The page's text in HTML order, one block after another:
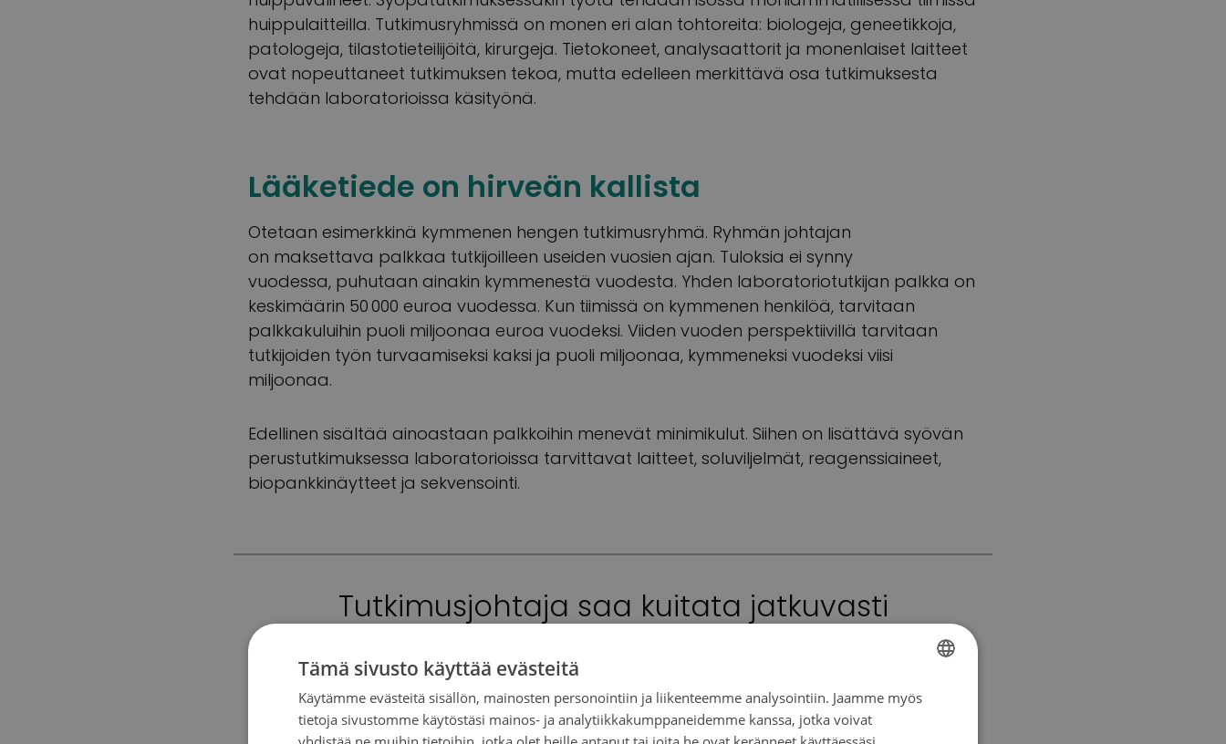
huippulaitteilla. Tutkimusryhmissä on monen eri alan tohtoreita: biologeja, geneetikkoja,
patologeja, tilastotieteilijöitä, kirurgeja. Tietokoneet, analysaattorit ja monenlaiset laitteet
ovat nopeuttaneet tutkimuksen tekoa, mutta edelleen merkittävä osa tutkimuksesta
tehdään laboratorioissa käsityönä.
Lääketiede on hirveän kallista
Otetaan esimerkkinä kymmenen hengen tutkimusryhmä. Ryhmän johtajan
on maksettava palkkaa tutkijoilleen useiden vuosien ajan. Tuloksia ei synny
vuodessa, puhutaan ainakin kymmenestä vuodesta. Yhden laboratoriotutkijan palkka on
keskimäärin 50 000 euroa vuodessa. Kun tiimissä on kymmenen henkilöä, tarvitaan
palkkakuluihin puoli miljoonaa euroa vuodeksi. Viiden vuoden perspektiivillä tarvitaan
tutkijoiden työn turvaamiseksi kaksi ja puoli miljoonaa, kymmeneksi vuodeksi viisi
miljoonaa.
Edellinen sisältää ainoastaan palkkoihin menevät minimikulut. Siihen on lisättävä syövän
perustutkimuksessa laboratorioissa tarvittavat laitteet, soluviljelmät, reagenssiaineet,
biopankkinäytteet ja sekvensointi.
Tutkimusjohtaja saa kuitata jatkuvasti
satojentuhansien eurojen laskuja. Lääketiede on
todella hirveän kallista.
FINNISH
Tämä sivusto käyttää evästeitä
Käytämme evästeitä sisällön, mainosten personointiin ja liikenteemme analysointiin. Jaamme myös
tietoja sivustomme käytöstäsi mainos- ja analytiikkakumppaneidemme kanssa, jotka voivat